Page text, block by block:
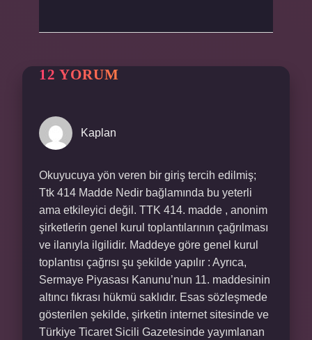
12 YORUM
Kaplan
Okuyucuya yön veren bir giriş tercih edilmiş;
Ttk 414 Madde Nedir bağlamında bu yeterli
ama etkileyici değil. TTK 414. madde , anonim
şirketlerin genel kurul toplantılarının çağrılması
ve ilanıyla ilgilidir. Maddeye göre genel kurul
toplantısı çağrısı şu şekilde yapılır : Ayrıca,
Sermaye Piyasası Kanunu’nun 11. maddesinin
altıncı fıkrası hükmü saklıdır. Esas sözleşmede
gösterilen şekilde, şirketin internet sitesinde ve
Türkiye Ticaret Sicili Gazetesinde yayımlanan